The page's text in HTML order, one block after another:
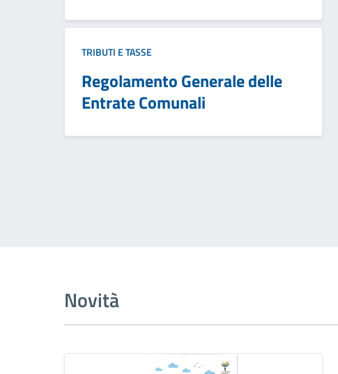
TRIBUTI E TASSE
Regolamento Generale delle
Entrate Comunali
Novità